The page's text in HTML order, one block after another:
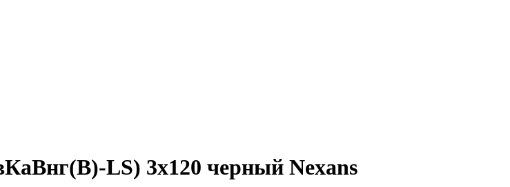
LS) 3x120 черный Nexans